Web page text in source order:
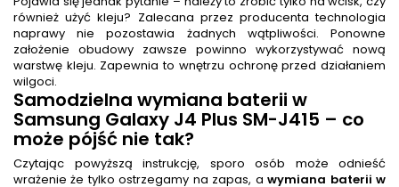
również użyć kleju? Zalecana przez producenta technologia
naprawy nie pozostawia żadnych wątpliwości. Ponowne
założenie obudowy zawsze powinno wykorzystywać nową
warstwę kleju. Zapewnia to wnętrzu ochronę przed działaniem
wilgoci.
Samodzielna wymiana baterii w
Samsung Galaxy J4 Plus SM-J415 – co
może pójść nie tak?
Czytając powyższą instrukcję, sporo osób może odnieść
wrażenie że tylko ostrzegamy na zapas, awymiana baterii w